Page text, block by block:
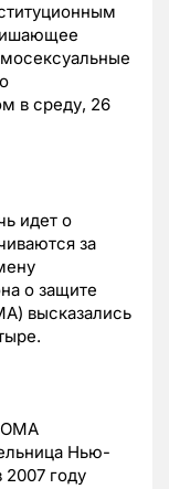
в среду, 26
идет о
за
о защите
высказались
Нью-
году